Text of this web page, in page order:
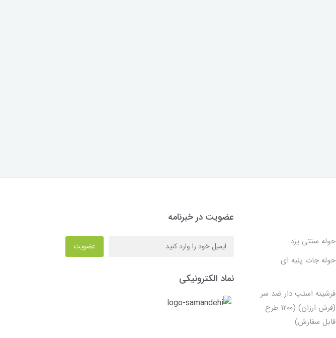
حوله سنتی یزد
حوله جات پنبه ای
فرشینه استپ دار ضد سر
(فرش ارزان) (۱۲۰۰ طرح
قابل سفارش)
عضویت در خبرنامه
عضویت
نماد الکترونیکی